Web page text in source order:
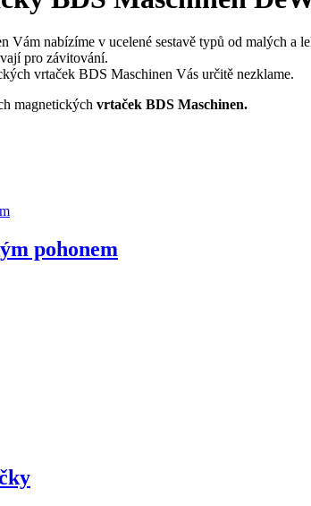
Vám nabízíme v ucelené sestavě typů od malých
pro závitování.
vrtaček BDS Maschinen Vás určitě nezklame.
magnetických vrtaček BDS Maschinen.
pohonem